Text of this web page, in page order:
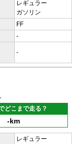
レギュラー
ガソリン
FF
-
-
どこまで走る？
-km
レギュラー